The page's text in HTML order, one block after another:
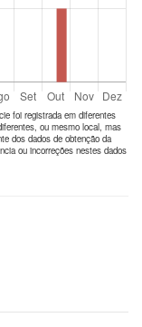
foi registrada em diferentes
ou mesmo local, mas
dos dados de obtenção da
ou incorreções nestes dados